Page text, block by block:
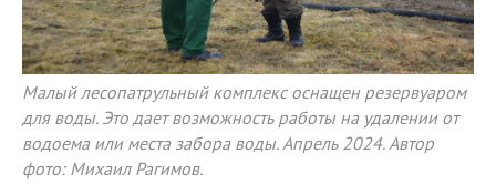
Малый лесопатрульный комплекс оснащен резервуаром
для воды. Это дает возможность работы на удалении от
водоема или места забора воды. Апрель 2024. Автор
фото: Михаил Рагимов.